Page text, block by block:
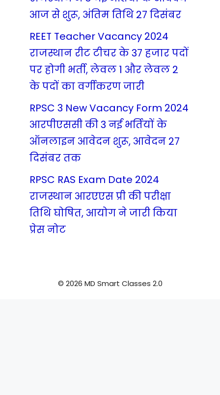
आज से शुरू, अंतिम तिथि 27 दिसंबर
REET Teacher Vacancy 2024
राजस्थान रीट टीचर के 37 हजार पदों
पर होगी भर्ती, लेवल 1 और लेवल 2
के पदों का वर्गीकरण जारी
RPSC 3 New Vacancy Form 2024
आरपीएससी की 3 नई भर्तियों के
ऑनलाइन आवेदन शुरू, आवेदन 27
दिसंबर तक
RPSC RAS Exam Date 2024
राजस्थान आरएएस प्री की परीक्षा
तिथि घोषित, आयोग ने जारी किया
प्रेस नोट
© 2026 MD Smart Classes 2.0